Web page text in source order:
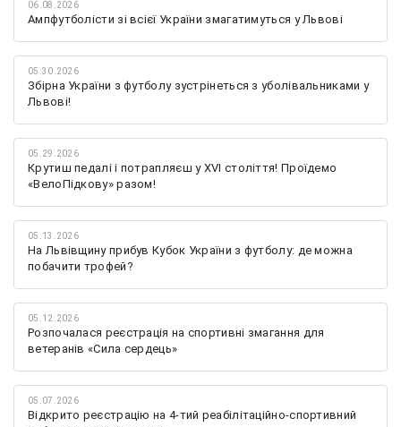
06.08.2026
Ампфутболісти зі всієї України змагатимуться у Львові
05.30.2026
Збірна України з футболу зустрінеться з уболівальниками у
Львові!
05.29.2026
Крутиш педалі і потрапляєш у XVI століття! Проїдемо
«ВелоПідкову» разом!
05.13.2026
На Львівщину прибув Кубок України з футболу: де можна
побачити трофей?
05.12.2026
Розпочалася реєстрація на спортивні змагання для
ветеранів «Сила сердець»
05.07.2026
Відкрито реєстрацію на 4-тий реабілітаційно-спортивний